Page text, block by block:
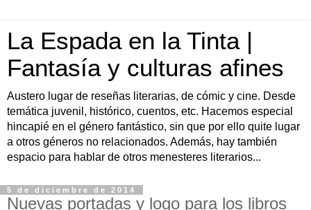
La Espada en la Tinta |
Fantasía y culturas afines
Austero lugar de reseñas literarias, de cómic y cine. Desde
temática juvenil, histórico, cuentos, etc. Hacemos especial
hincapié en el género fantástico, sin que por ello quite lugar
a otros géneros no relacionados. Además, hay también
espacio para hablar de otros menesteres literarios...
5 de diciembre de 2014
Nuevas portadas y logo para los libros